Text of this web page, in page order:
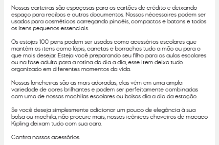
Nossas carteiras são espaçosas para os cartões de crédito e deixando
espaço para recibos e outros documentos. Nossos nécessaires podem ser
usados para cosméticos carregando pincéis, compactos e batons e todos
os itens pequenos essenciais.
Os estojos 100 pens podem ser usados como acessórios escolares que
mantêm os itens como lápis, canetas e borrachas tudo a mão ou para o
que mais desejar. Esteja você preparando seu filho para as aulas escolares
ou na fase adulta para a rotina do dia a dia, esse item deixa tudo
organizado em diferentes momentos da vida.
Nossas lancheiras são as mais adoradas, elas vêm em uma ampla
variedade de cores brilhantes e podem ser perfeitamente combinadas
com uma de nossas mochilas escolares ou bolsas dia a dia da estação.
Se você deseja simplesmente adicionar um pouco de elegância à sua
bolsa ou mochila, não procure mais, nossos icônicos chaveiros de macaco
Kipling deixam tudo com sua cara.
Confira nossos acessórios: